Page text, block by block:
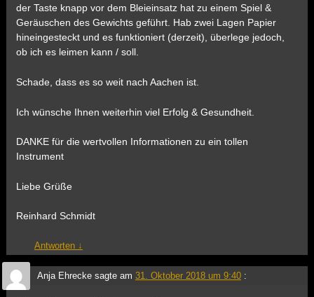
der Taste knapp vor dem Bleieinsatz hat zu einem Spiel &
Geräuschen des Gewichts geführt. Hab zwei Lagen Papier
hineingesteckt und es funktioniert (derzeit), überlege jedoch,
ob ich es leimen kann / soll.
Schade, dass es so weit nach Aachen ist.
Ich wünsche Ihnen weiterhin viel Erfolg & Gesundheit.
DANKE für die wertvollen Informationen zu ein tollen
Instrument
Liebe Grüße
Reinhard Schmidt
Antworten ↓
Anja Ehreckesagte am 31. Oktober 2018 um 9:40 :